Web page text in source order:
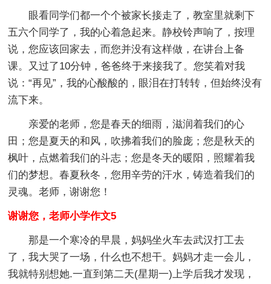
眼看同学们都一个个被家长接走了，教室里就剩下
五六个同学了，我的心着急起来。静校铃声响了，按理
说，您应该回家去，而您并没有这样做，在讲台上备
课。又过了10分钟，爸爸终于来接我了。您笑着对我
说：“再见”，我的心酸酸的，眼泪在打转转，但始终没有
流下来。
亲爱的老师，您是春天的细雨，滋润着我们的心
田；您是夏天的和风，吹拂着我们的脸庞；您是秋天的
枫叶，点燃着我们的斗志；您是冬天的暖阳，照耀着我
们的梦想。春夏秋冬，您用辛劳的汗水，铸造着我们的
灵魂。老师，谢谢您！
谢谢您，老师小学作文5
那是一个寒冷的早晨，妈妈坐火车去武汉打工去
了，我大哭了一场，什么也不想干。妈妈才走一会儿，
我就特别想她.一直到第二天(星期一)上学后我才发现，